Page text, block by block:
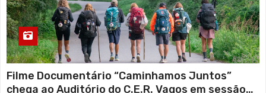
Filme Documentário “Caminhamos Juntos”
chega ao Auditório do C.E.R. Vagos em sessão